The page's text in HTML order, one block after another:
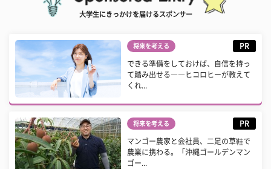
大学生にきっかけを届けるスポンサー
将来を考える PR
できる準備をしておけば、自信を持っ
て踏み出せる――ヒコロヒーが教えて
くれ...
将来を考える PR
マンゴー農家と会社員、二足の草鞋で
農業に携わる。「沖縄ゴールデンマン
ゴー...